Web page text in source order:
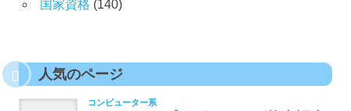
国家資格 (140)
人気のページ